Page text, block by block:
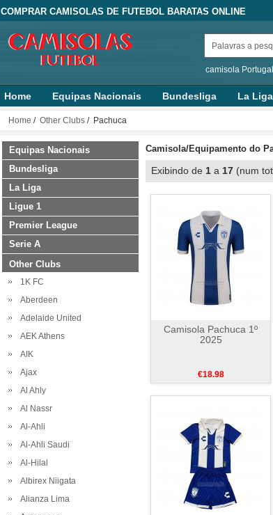
COMPRAR CAMISOLAS DE FUTEBOL BARATAS ONLINE
camisola
Home Equipas Nacionais Bundesliga La Liga
Home / Other Clubs / Pachuca
Equipas Nacionais
Bundesliga
La Liga
Ligue 1
Premier League
Serie A
Other Clubs
1K FC
Aberdeen
Adelaide United
AEK Athens
AIK
Ajax
Al Ahly
Al Nassr
Al-Ahli
Al-Ahli Saudi
Al-Hilal
Albirex Niigata
Alianza Lima
Camisola/Equipamento do
Exibindo de 1 a 17 (num
Camisola Pachuca 1º
2025
€18.98